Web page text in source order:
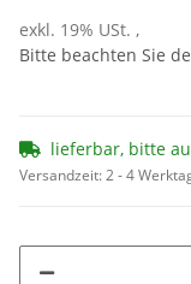
exkl. 19% USt. ,
Bitte beachten Sie
lieferbar, bitte
Versandzeit:2 - 4